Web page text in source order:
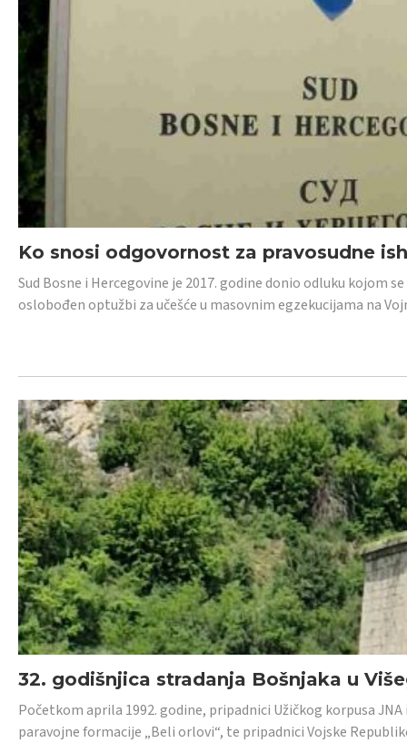
Ko snosi odgovornost za pravosudne
Sud Bosne i Hercegovine je 2017. godine donio odluku kojom
oslobođen optužbi za učešće u masovnim egzekucijama na
32. godišnjica stradanja Bošnjaka u
Početkom aprila 1992. godine, pripadnici Užičkog korpusa
paravojne formacije „Beli orlovi“, te pripadnici Vojske